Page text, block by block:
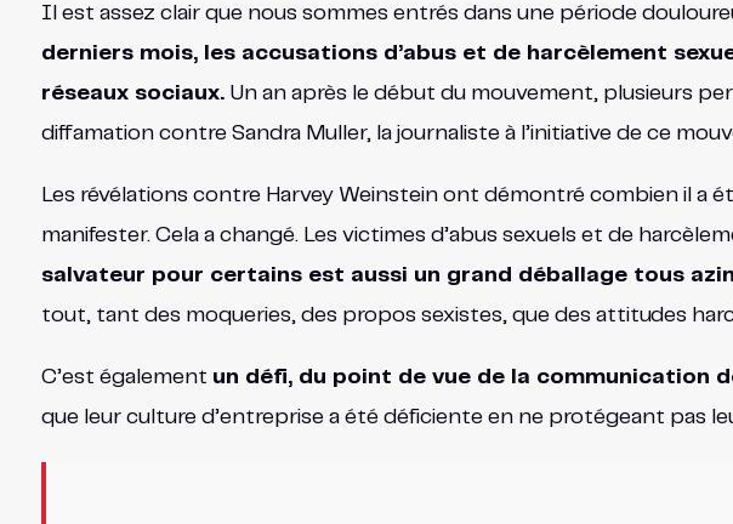
Il est assez clair que nous sommes entrés dans une période
derniers mois, les accusations d’abus et de harcèlement
réseaux sociaux.Un an après le début du mouvement, plusieurs
diffamation contre Sandra Muller, la journaliste à l’initiative de ce
Les révélations contre Harvey Weinstein ont démontré combien il a
manifester. Cela a changé. Les victimes d’abus sexuels et de
salvateur pour certains est aussi un grand déballage tous
tout, tant des moqueries, des propos sexistes, que des attitudes
C’est également un défi, du point de vue de la communication
que leur culture d’entreprise a été déficiente en ne protégeant pas